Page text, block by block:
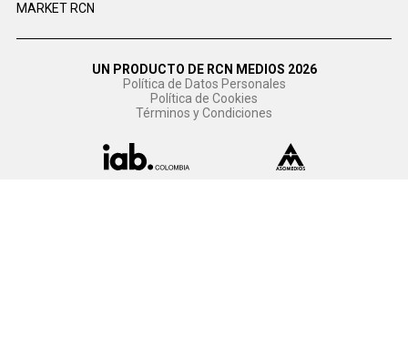
MARKET RCN
UN PRODUCTO DE RCN MEDIOS 2026
Política de Datos Personales
Política de Cookies
Términos y Condiciones